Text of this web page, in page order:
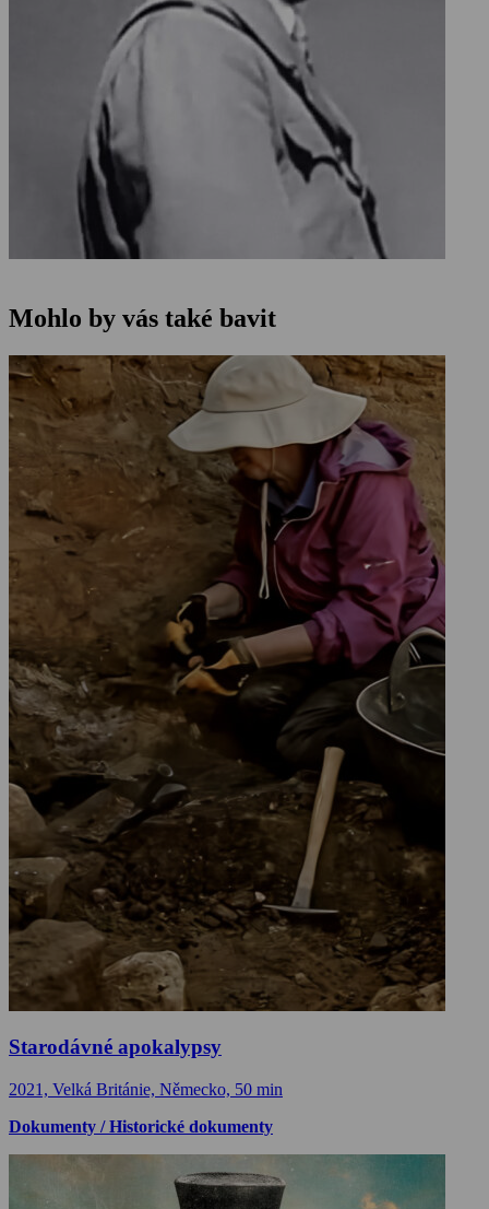
Mohlo by vás také bavit
Starodávné apokalypsy
2021, Velká Británie, Německo, 50 min
Dokumenty / Historické dokumenty